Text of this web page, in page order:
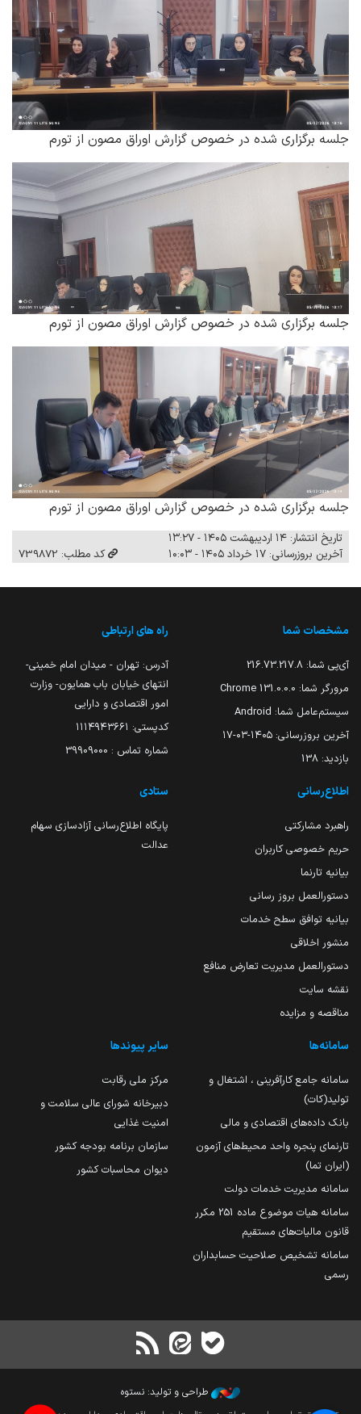
جلسه برگزاری شده در خصوص گزارش اوراق مصون از تورم
جلسه برگزاری شده در خصوص گزارش اوراق مصون از تورم
جلسه برگزاری شده در خصوص گزارش اوراق مصون از تورم
تاریخ انتشار: ۱۴ اردیبهشت ۱۴۰۵ - ۱۳:۲۷
آخرین بروزرسانی: ۱۷ خرداد ۱۴۰۵ - ۱۰:۰۳
کد مطلب: 739872
مشخصات شما
آی‌پی شما: 216.73.217.8
مرورگر شما: 131.0.0.0 Chrome
سیستم‌عامل شما: Android
آخرین بروزرسانی: ۱۴۰۵-۰۳-۱۷
بازدید: 138
راه های ارتباطی
آدرس: تهران - میدان امام خمینی-
انتهای خیابان باب همایون- وزارت
امور اقتصادی و دارایی
کدپستی: ۱۱۱۴۹۴۳۶۶۱
شماره تماس : 39909000
اطلاع‌رسانی
راهبرد مشارکتی
حریم خصوصی کاربران
بیانیه تارنما
دستورالعمل بروز رسانی
بیانیه توافق سطح خدمات
منشور اخلاقی
دستورالعمل مدیریت تعارض منافع
نقشه سایت
مناقصه و مزایده
ستادی
پایگاه اطلاع‌رسانی آزادسازی سهام
عدالت
سامانه‌ها
سامانه جامع کارآفرینی ، اشتغال و
تولید(کات)
بانک داده‌های اقتصادی و مالی
تارنمای پنجره واحد محیط‌های آزمون
(ایران تما)
سامانه مدیریت خدمات دولت
سامانه هیات موضوع ماده 251 مکرر
قانون مالیات‌های مستقیم
سامانه تشخیص صلاحیت حسابداران
رسمی
سایر پیوندها
مرکز ملی رقابت
دبیرخانه شورای عالی سلامت و
امنیت غذایی
سازمان برنامه بودجه کشور
دیوان محاسبات کشور
طراحی و تولید: نستوه